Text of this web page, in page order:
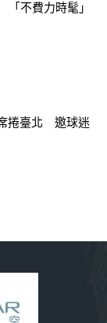
不費力時髦」
捲臺北 邀球迷